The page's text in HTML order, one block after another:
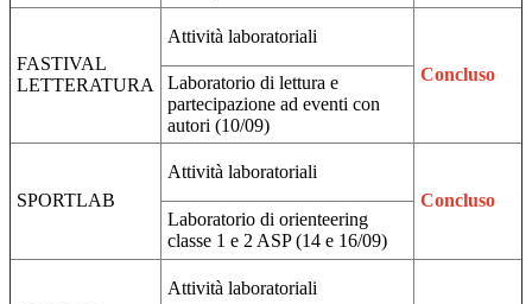
FASTIVAL
LETTERATURA
Attività laboratoriali
Concluso
Laboratorio di lettura e
partecipazione ad eventi con
autori (10/09)
SPORTLAB
Attività laboratoriali
Concluso
Laboratorio di orienteering
classe 1 e 2 ASP (14 e 16/09)
Attività laboratoriali